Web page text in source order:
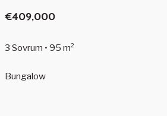
€409,000
3 Sovrum • 95 m²
Bungalow